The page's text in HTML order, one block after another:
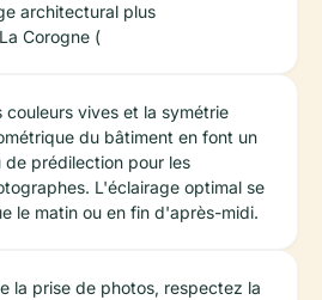
architectural plus
Corogne (
couleurs vives et la symétrie
du bâtiment en font un
de prédilection pour les
L'éclairage optimal se
le matin ou en fin d'après-midi.
la prise de photos, respectez la